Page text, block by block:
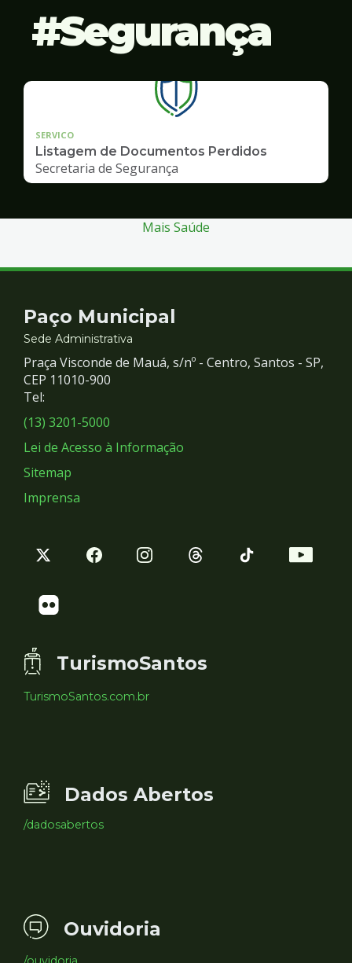
Segurança
SERVICO
Listagem de Documentos Perdidos
Secretaria de Segurança
Mais Saúde
Contato
e
Redes
Sociais
Paço Municipal
Sede Administrativa
Praça Visconde de Mauá, s/nº - Centro, Santos - SP,
CEP 11010-900
Tel:
(13) 3201-5000
Lei de Acesso à Informação
Sitemap
Imprensa
TurismoSantos
TurismoSantos.com.br
Dados Abertos
/dadosabertos
Ouvidoria